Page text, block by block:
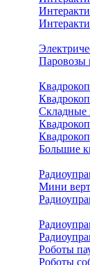
Паровозы
Складные
Большие
Мини
Роботы
Роботы